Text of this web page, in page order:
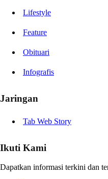
Lifestyle
Feature
Obituari
Infografis
Jaringan
Tab Web Story
Ikuti Kami
Dapatkan informasi terkini dan